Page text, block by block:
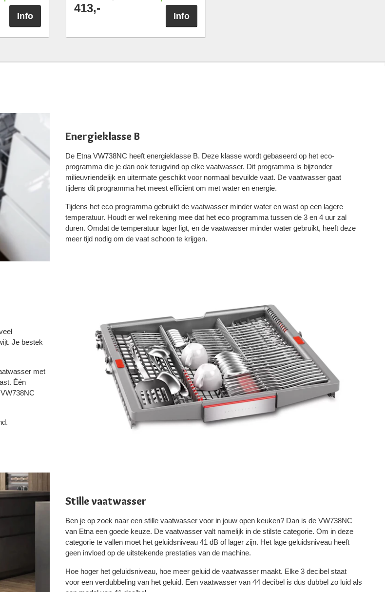
Info
413,-
Info
Energieklasse B
De Etna VW738NC heeft energieklasse B. Deze klasse wordt gebaseerd op het eco-
programma die je dan ook terugvind op elke vaatwasser. Dit programma is bijzonder
milieuvriendelijk en uitermate geschikt voor normaal bevuilde vaat. De vaatwasser gaat
tijdens dit programma het meest efficiënt om met water en energie.
Tijdens het eco programma gebruikt de vaatwasser minder water en wast op een lagere
temperatuur. Houdt er wel rekening mee dat het eco programma tussen de 3 en 4 uur zal
duren. Omdat de temperatuur lager ligt, en de vaatwasser minder water gebruikt, heeft deze
meer tijd nodig om de vaat schoon te krijgen.
Je bestek
met
Één
Stille vaatwasser
Ben je op zoek naar een stille vaatwasser voor in jouw open keuken? Dan is de VW738NC
van Etna een goede keuze. De vaatwasser valt namelijk in de stilste categorie. Om in deze
categorie te vallen moet het geluidsniveau 41 dB of lager zijn. Het lage geluidsniveau heeft
geen invloed op de uitstekende prestaties van de machine.
Hoe hoger het geluidsniveau, hoe meer geluid de vaatwasser maakt. Elke 3 decibel staat
voor een verdubbeling van het geluid. Een vaatwasser van 44 decibel is dus dubbel zo luid als